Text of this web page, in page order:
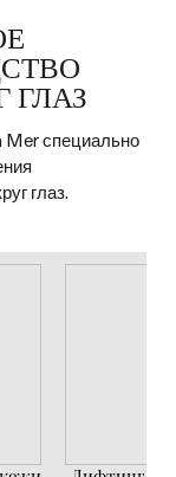
ГЛАЗ
Mer специально
глаз.